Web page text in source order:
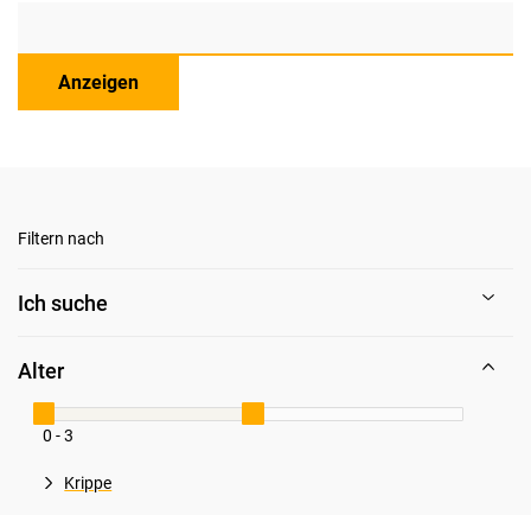
Anzeigen
Filtern nach
Ich suche
Alter
0 - 3
Krippe